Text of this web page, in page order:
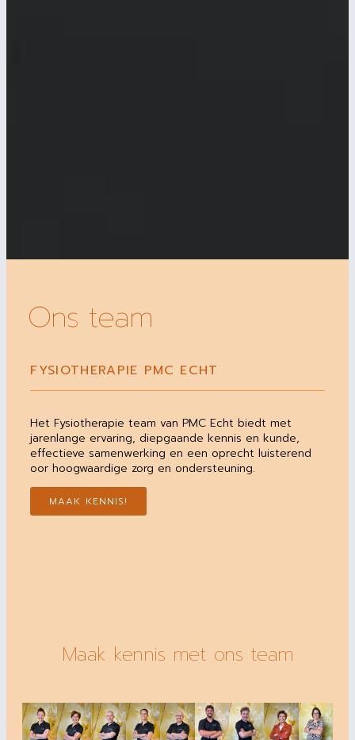
Ons team
FYSIOTHERAPIE PMC ECHT
Het Fysiotherapie team van PMC Echt biedt met
jarenlange ervaring, diepgaande kennis en kunde,
effectieve samenwerking en een oprecht luisterend
oor hoogwaardige zorg en ondersteuning.
MAAK KENNIS!
Maak kennis met ons team